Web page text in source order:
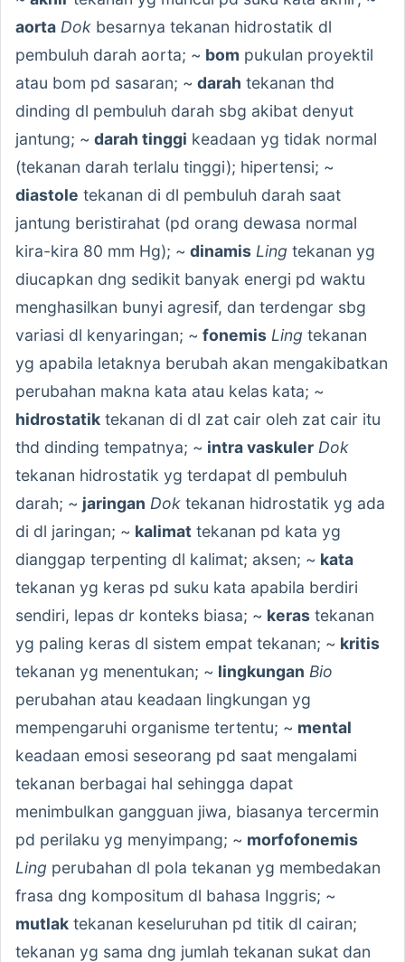
aorta Dok besarnya tekanan hidrostatik dl
pembuluh darah aorta; ~ bom pukulan proyektil
atau bom pd sasaran; ~ darah tekanan thd
dinding dl pembuluh darah sbg akibat denyut
jantung; ~ darah tinggi keadaan yg tidak normal
(tekanan darah terlalu tinggi); hipertensi; ~
diastole tekanan di dl pembuluh darah saat
jantung beristirahat (pd orang dewasa normal
kira-kira 80 mm Hg); ~ dinamis Ling tekanan yg
diucapkan dng sedikit banyak energi pd waktu
menghasilkan bunyi agresif, dan terdengar sbg
variasi dl kenyaringan; ~ fonemis Ling tekanan
yg apabila letaknya berubah akan mengakibatkan
perubahan makna kata atau kelas kata; ~
hidrostatik tekanan di dl zat cair oleh zat cair itu
thd dinding tempatnya; ~ intra vaskuler Dok
tekanan hidrostatik yg terdapat dl pembuluh
darah; ~ jaringan Dok tekanan hidrostatik yg ada
di dl jaringan; ~ kalimat tekanan pd kata yg
dianggap terpenting dl kalimat; aksen; ~ kata
tekanan yg keras pd suku kata apabila berdiri
sendiri, lepas dr konteks biasa; ~ keras tekanan
yg paling keras dl sistem empat tekanan; ~ kritis
tekanan yg menentukan; ~ lingkungan Bio
perubahan atau keadaan lingkungan yg
mempengaruhi organisme tertentu; ~ mental
keadaan emosi seseorang pd saat mengalami
tekanan berbagai hal sehingga dapat
menimbulkan gangguan jiwa, biasanya tercermin
pd perilaku yg menyimpang; ~ morfofonemis
Ling perubahan dl pola tekanan yg membedakan
frasa dng kompositum dl bahasa Inggris; ~
mutlak tekanan keseluruhan pd titik dl cairan;
tekanan yg sama dng jumlah tekanan sukat dan